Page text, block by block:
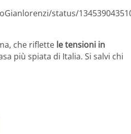
status/
che riflette le tensioni in
più spiata di Italia. Si salvi chi